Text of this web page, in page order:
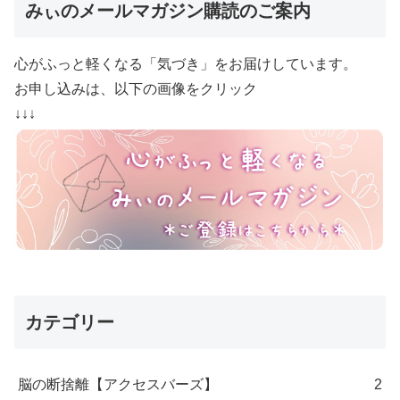
みぃのメールマガジン購読のご案内
心がふっと軽くなる「気づき」をお届けしています。
お申し込みは、以下の画像をクリック
↓↓↓
カテゴリー
脳の断捨離【アクセスバーズ】 2